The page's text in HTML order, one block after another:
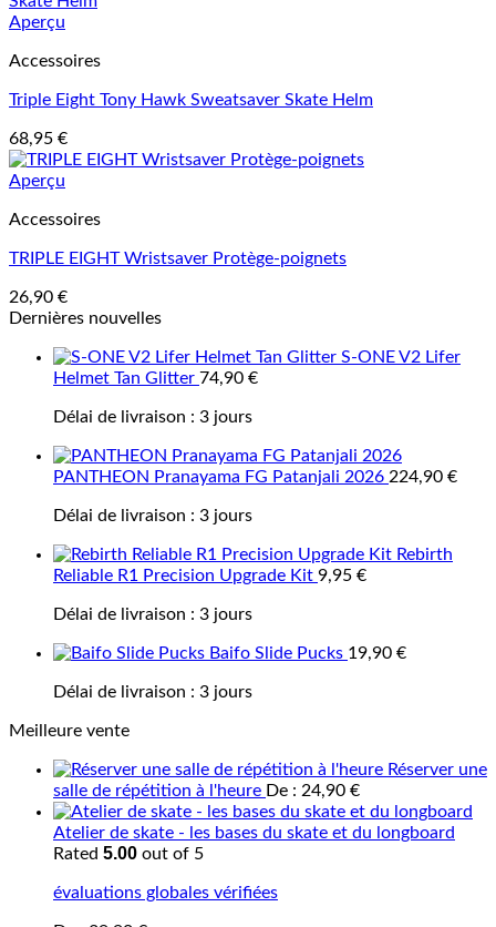
Aperçu
Accessoires
Triple Eight Tony Hawk Sweatsaver Skate Helm
68,95 €
Aperçu
Accessoires
TRIPLE EIGHT Wristsaver Protège-poignets
26,90 €
Dernières nouvelles
S-ONE V2 Lifer
Helmet Tan Glitter 74,90 €
Délai de livraison : 3 jours
PANTHEON Pranayama FG Patanjali 2026 224,90 €
Délai de livraison : 3 jours
Rebirth
Reliable R1 Precision Upgrade Kit 9,95 €
Délai de livraison : 3 jours
Baifo Slide Pucks 19,90 €
Délai de livraison : 3 jours
Meilleure vente
Réserver une
salle de répétition à l'heure De : 24,90 €
Atelier de skate - les bases du skate et du longboard
Rated 5.00 out of 5
évaluations globales vérifiées